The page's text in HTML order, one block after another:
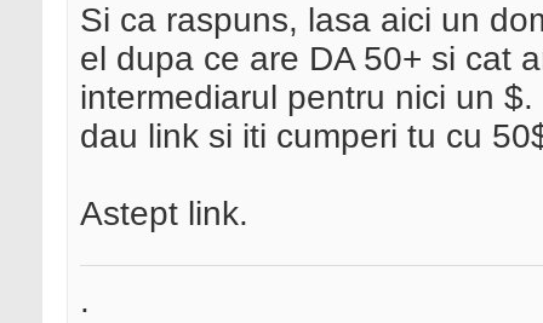
Si ca raspuns, lasa aici un
el dupa ce are DA 50+ si cat
intermediarul pentru nici un
dau link si iti cumperi tu cu
Astept link.
.